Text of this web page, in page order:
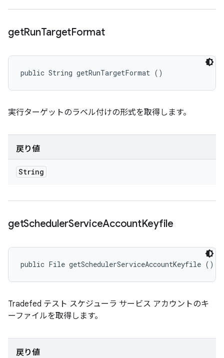
getRunTargetFormat
public String getRunTargetFormat ()
実行ターゲットのラベル付けの形式を取得します。
戻り値
String
getSchedulerServiceAccountKeyfile
public File getSchedulerServiceAccountKeyfile ()
Tradefed テスト スケジューラ サービス アカウントのキ
ーファイルを取得します。
戻り値